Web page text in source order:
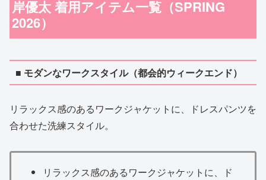
岸優太 着用アイテム一覧（SPRING
2026）
■ モダンなワークスタイル（都会的ウィークエンド）
リラックス感のあるワークジャケットに、ドレスパンツを
合わせた洗練スタイル。
リラックス感のあるワークジャケットに、ド